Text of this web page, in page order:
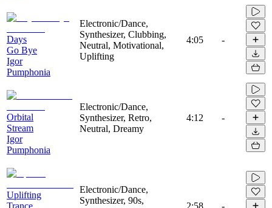
Days
Go Bye
Igor
Pumphonia
Electronic/Dance,
Synthesizer, Clubbing,
Neutral, Motivational,
Uplifting
4:05 -
Orbital
Stream
Igor
Pumphonia
Electronic/Dance,
Synthesizer, Retro,
Neutral, Dreamy
4:12 -
Uplifting
Trance
Electronic/Dance,
Synthesizer, 90s,
2:58 -